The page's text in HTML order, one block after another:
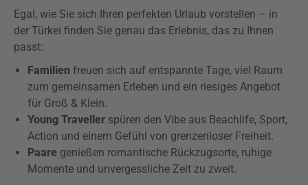
Egal, wie Sie sich Ihren perfekten Urlaub vorstellen – in
der Türkei finden Sie genau das Erlebnis, das zu Ihnen
passt:
Familien freuen sich auf entspannte Tage, viel Raum
zum gemeinsamen Erleben und ein riesiges Angebot
für Groß & Klein.
Young Traveller spüren den Vibe aus Beachlife, Sport,
Action und einem Gefühl von grenzenloser Freiheit.
Paare genießen romantische Rückzugsorte, ruhige
Momente und unvergessliche Zeit zu zweit.